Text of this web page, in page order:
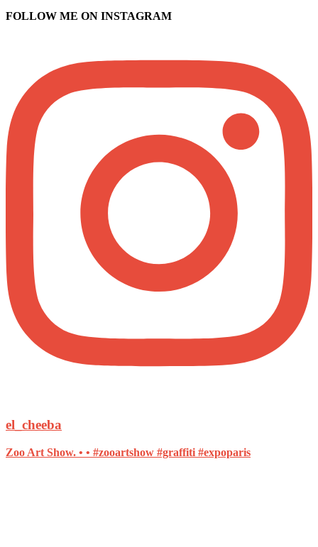
FOLLOW ME ON INSTAGRAM
el_cheeba
Zoo Art Show. • • #zooartshow #graffiti #expoparis